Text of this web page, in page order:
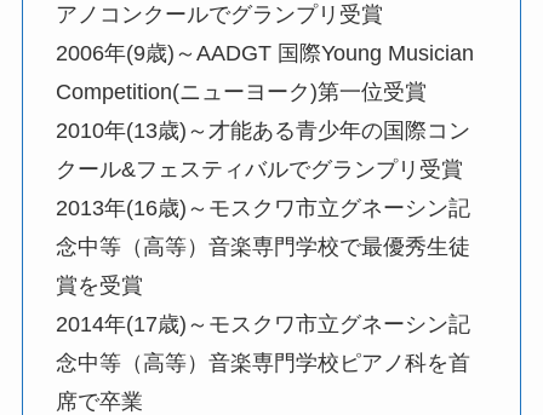
アノコンクールでグランプリ受賞
2006年(9歳)～AADGT 国際Young Musician
Competition(ニューヨーク)第一位受賞
2010年(13歳)～才能ある青少年の国際コン
クール&フェスティバルでグランプリ受賞
2013年(16歳)～モスクワ市立グネーシン記
念中等（高等）音楽専門学校で最優秀生徒
賞を受賞
2014年(17歳)～モスクワ市立グネーシン記
念中等（高等）音楽専門学校ピアノ科を首
席で卒業